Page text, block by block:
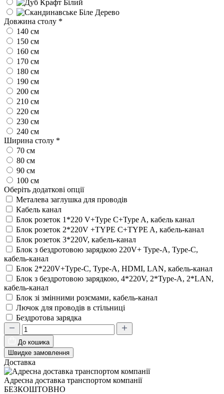
Довжина столу *
140 см
150 см
160 см
170 см
180 см
190 см
200 см
210 см
220 см
230 см
240 см
Ширина столу *
70 см
80 см
90 см
100 см
Оберіть додаткові опції
Металева заглушка для проводів
Кабель канал
Блок розеток 1*220 V+Type C+Type A, кабель канал
Блок розеток 2*220V +TYPE C+TYPE A, кабель-канал
Блок розеток 3*220V, кабель-канал
Блок з бездротовою зарядкою 220V+ Type-A, Type-C,
кабель-канал
Блок 2*220V+Type-C, Type-A, HDMI, LAN, кабель-канал
Блок з бездротовою зарядкою, 4*220V, 2*Type-A, 2*LAN,
кабель-канал
Блок зі змінними розємами, кабель-канал
Лючок для проводів в стільниці
Бездротова зарядка
До кошика
Швидке замовлення
Доставка
Адресна доставка транспортом компанії
БЕЗКОШТОВНО